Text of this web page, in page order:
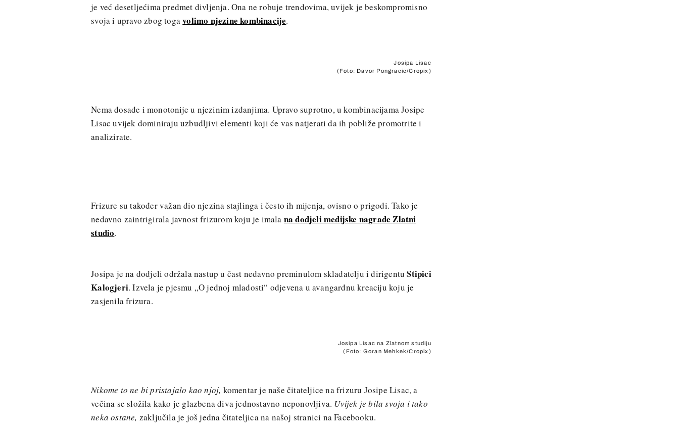
je već desetljećima predmet divljenja. Ona ne robuje trendovima, uvijek je beskompromisno
svoja i upravo zbog togavolimo njezine kombinacije.
Josipa Lisac
(Foto: Davor Pongracic/Cropix)
Nema dosade i monotonije u njezinim izdanjima. Upravo suprotno, u kombinacijama Josipe
Lisac uvijek dominiraju uzbudljivi elementi koji će vas natjerati da ih pobliže promotrite i
analizirate.
Frizure su također važan dio njezina stajlinga i često ih mijenja, ovisno o prigodi. Tako je
nedavno zaintrigirala javnost frizurom koju je imala na dodjeli medijske nagrade Zlatni
studio.
Josipa je na dodjeli održala nastup u čast nedavno preminulom skladatelju i dirigentuStipici
Kalogjeri. Izvela je pjesmu „O jednoj mladosti“ odjevena u avangardnu kreaciju koju je
zasjenila frizura.
Josipa Lisac na Zlatnom studiju
(Foto: Goran Mehkek/Cropix)
Nikome to ne bi pristajalo kao njoj, komentar je naše čitateljice na frizuru Josipe Lisac, a
večina se složila kako je glazbena diva jednostavno neponovljiva. Uvijek je bila svoja i tako
neka ostane, zaključila je još jedna čitateljica na našoj stranici na Facebooku.